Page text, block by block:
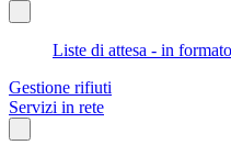
Liste di attesa - in
Gestione rifiuti
Servizi in rete